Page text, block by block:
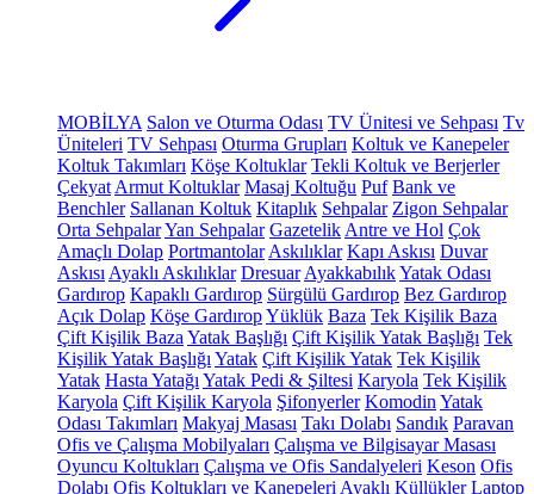
MOBİLYA Salon ve Oturma Odası TV Ünitesi ve Sehpası Tv
Üniteleri TV Sehpası Oturma Grupları Koltuk ve Kanepeler
Koltuk Takımları Köşe Koltuklar Tekli Koltuk ve Berjerler
Çekyat Armut Koltuklar Masaj Koltuğu Puf Bank ve
Benchler Sallanan Koltuk Kitaplık Sehpalar Zigon Sehpalar
Orta SehpalarYan Sehpalar Gazetelik Antre ve Hol Çok
Amaçlı Dolap Portmantolar Askılıklar Kapı Askısı Duvar
Askısı Ayaklı Askılıklar Dresuar AyakkabılıkYatak Odası
Gardırop Kapaklı Gardırop Sürgülü Gardırop Bez Gardırop
Açık Dolap Köşe GardıropYüklük Baza Tek Kişilik Baza
Çift Kişilik Baza Yatak Başlığı Çift Kişilik Yatak Başlığı Tek
Kişilik Yatak Başlığı Yatak Çift Kişilik Yatak Tek Kişilik
Yatak Hasta Yatağı Yatak Pedi & Şiltesi Karyola Tek Kişilik
Karyola Çift Kişilik Karyola Şifonyerler Komodin Yatak
Odası Takımları Makyaj Masası Takı Dolabı Sandık Paravan
Ofis ve Çalışma Mobilyaları Çalışma ve Bilgisayar Masası
Oyuncu Koltukları Çalışma ve Ofis Sandalyeleri Keson Ofis
Dolabı Ofis Koltukları ve Kanepeleri Ayaklı Küllükler Laptop